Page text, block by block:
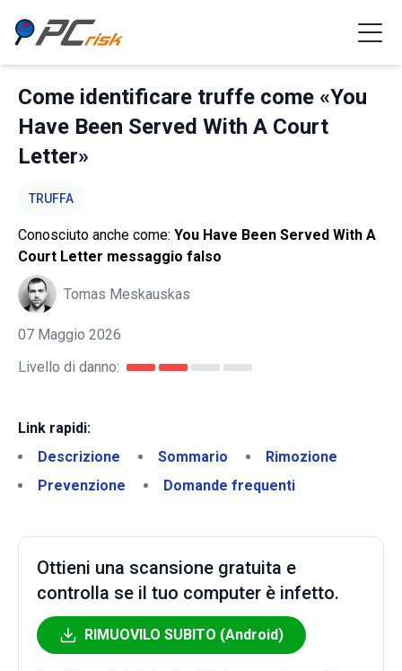
Come identificare truffe come «You
Have Been Served With A Court
Letter»
TRUFFA
Conosciuto anche come: You Have Been Served With A
Court Letter messaggio falso
Tomas Meskauskas
07 Maggio 2026
Livello di danno:
Link rapidi:
Descrizione
Sommario
Rimozione
Prevenzione
Domande frequenti
Ottieni una scansione gratuita e
controlla se il tuo computer è infetto.
RIMUOVILO SUBITO (Android)